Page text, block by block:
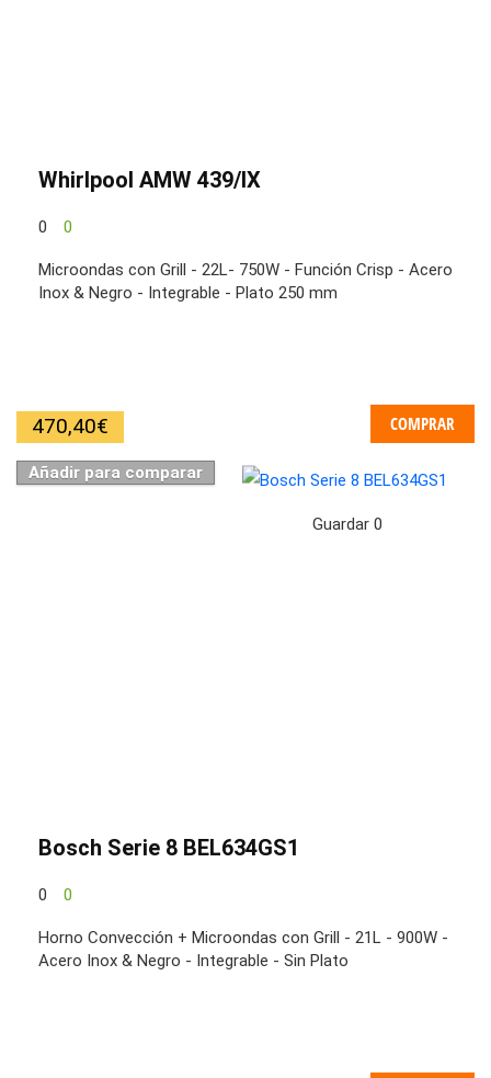
Whirlpool AMW 439/IX
0 0
Microondas con Grill - 22L- 750W - Función Crisp - Acero
Inox & Negro - Integrable - Plato 250 mm
470,40€ COMPRAR
Añadir para comparar
Guardar 0
Bosch Serie 8 BEL634GS1
0 0
Horno Convección + Microondas con Grill - 21L - 900W -
Acero Inox & Negro - Integrable - Sin Plato